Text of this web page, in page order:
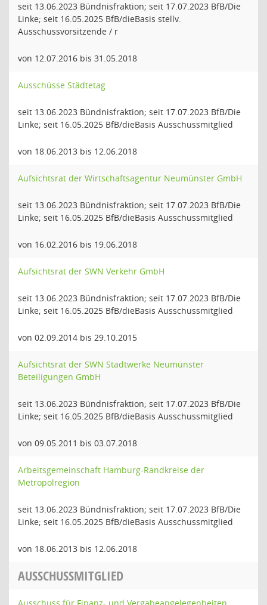
seit 13.06.2023 Bündnisfraktion; seit 17.07.2023 BfB/Die
Linke; seit 16.05.2025 BfB/dieBasis stellv.
Ausschussvorsitzende / r
von 12.07.2016 bis 31.05.2018
Ausschüsse Städtetag
seit 13.06.2023 Bündnisfraktion; seit 17.07.2023 BfB/Die
Linke; seit 16.05.2025 BfB/dieBasis Ausschussmitglied
von 18.06.2013 bis 12.06.2018
Aufsichtsrat der Wirtschaftsagentur Neumünster GmbH
seit 13.06.2023 Bündnisfraktion; seit 17.07.2023 BfB/Die
Linke; seit 16.05.2025 BfB/dieBasis Ausschussmitglied
von 16.02.2016 bis 19.06.2018
Aufsichtsrat der SWN Verkehr GmbH
seit 13.06.2023 Bündnisfraktion; seit 17.07.2023 BfB/Die
Linke; seit 16.05.2025 BfB/dieBasis Ausschussmitglied
von 02.09.2014 bis 29.10.2015
Aufsichtsrat der SWN Stadtwerke Neumünster
Beteiligungen GmbH
seit 13.06.2023 Bündnisfraktion; seit 17.07.2023 BfB/Die
Linke; seit 16.05.2025 BfB/dieBasis Ausschussmitglied
von 09.05.2011 bis 03.07.2018
Arbeitsgemeinschaft Hamburg-Randkreise der
Metropolregion
seit 13.06.2023 Bündnisfraktion; seit 17.07.2023 BfB/Die
Linke; seit 16.05.2025 BfB/dieBasis Ausschussmitglied
von 18.06.2013 bis 12.06.2018
AUSSCHUSSMITGLIED